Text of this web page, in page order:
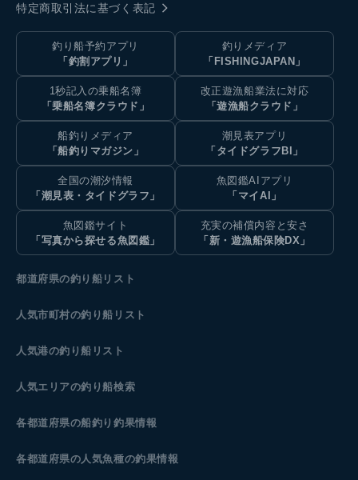
特定商取引法に基づく表記
釣り船予約アプリ
「釣割アプリ」
釣りメディア
「FISHINGJAPAN」
1秒記入の乗船名簿
「乗船名簿クラウド」
改正遊漁船業法に対応
「遊漁船クラウド」
船釣りメディア
「船釣りマガジン」
潮見表アプリ
「タイドグラフBI」
全国の潮汐情報
「潮見表・タイドグラフ」
魚図鑑AIアプリ
「マイAI」
魚図鑑サイト
「写真から探せる魚図鑑」
充実の補償内容と安さ
「新・遊漁船保険DX」
都道府県の釣り船リスト
人気市町村の釣り船リスト
人気港の釣り船リスト
人気エリアの釣り船検索
各都道府県の船釣り釣果情報
各都道府県の人気魚種の釣果情報